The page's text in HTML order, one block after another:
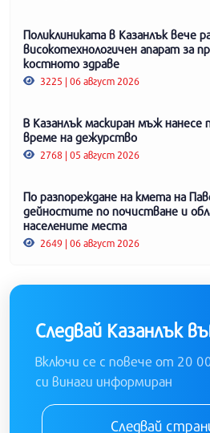
Поликлиниката в Казанлък вече
високотехнологичен апарат за
костното здраве
3225 | 06 август 2026
В Казанлък маскиран мъж нанесе
време на дежурство
2768 | 05 август 2026
По разпореждане на кмета на
дейностите по почистване и
населените места
2649 | 06 август 2026
Следвай Казанлък
Включи се с повече от 20
си винаги информиран
Следвай